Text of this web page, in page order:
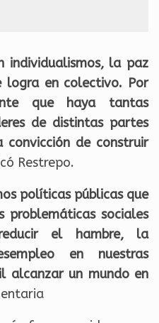
individualismos, la paz
logra en colectivo. Por
que haya tantas
de distintas partes
de construir
Restrepo.
políticas públicas que
problemáticas sociales
el hambre, la
en nuestras
alcanzar un mundo en